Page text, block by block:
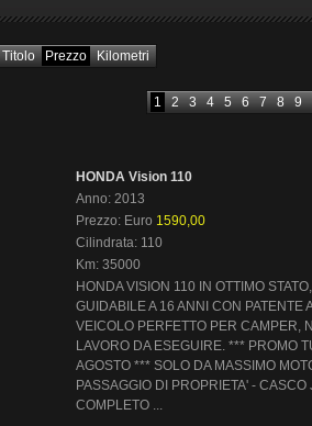
Titolo Prezzo Kilometri
1 2 3 4 5 6 7 8 9
HONDA Vision 110
Anno: 2013
Prezzo: Euro 1590,00
Cilindrata: 110
Km: 35000
HONDA VISION 110 IN OTTIMO
GUIDABILE A 16 ANNI CON PATENTE
VEICOLO PERFETTO PER CAMPER,
LAVORO DA ESEGUIRE. *** PROMO
AGOSTO *** SOLO DA MASSIMO
PASSAGGIO DI PROPRIETA' -
COMPLETO ...